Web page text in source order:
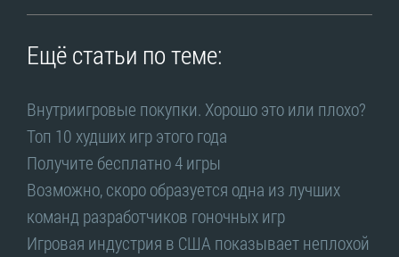
Ещё статьи по теме:
Внутриигровые покупки. Хорошо это или плохо?
Топ 10 худших игр этого года
Получите бесплатно 4 игры
Возможно, скоро образуется одна из лучших
команд разработчиков гоночных игр
Игровая индустрия в США показывает неплохой